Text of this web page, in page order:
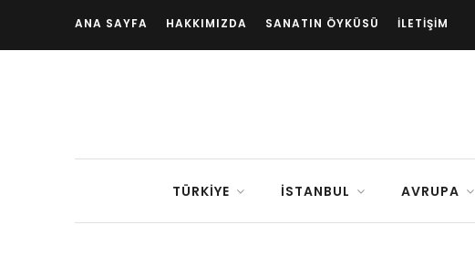
ANA SAYFA HAKKIMIZDA SANATIN ÖYKÜSÜ İLETIŞIM
TÜRKIYE İSTANBUL AVRUPA